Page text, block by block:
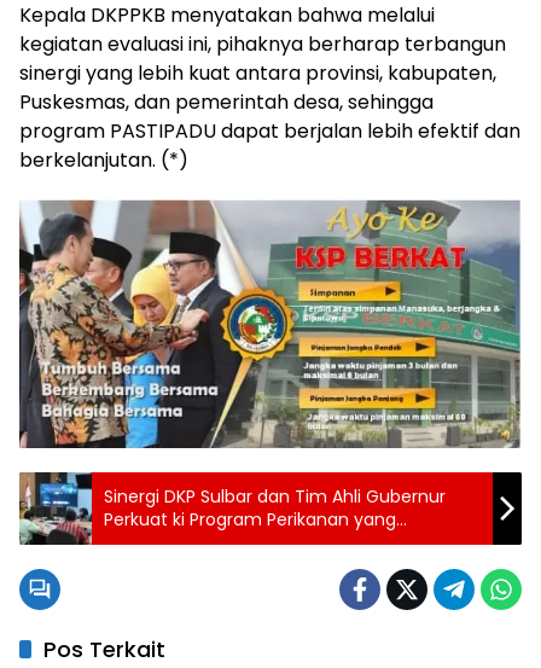
Kepala DKPPKB menyatakan bahwa melalui
kegiatan evaluasi ini, pihaknya berharap terbangun
sinergi yang lebih kuat antara provinsi, kabupaten,
Puskesmas, dan pemerintah desa, sehingga
program PASTIPADU dapat berjalan lebih efektif dan
berkelanjutan. (*)
Sinergi DKP Sulbar dan Tim Ahli Gubernur
Perkuat ki Program Perikanan yang
Membumi
Pos Terkait